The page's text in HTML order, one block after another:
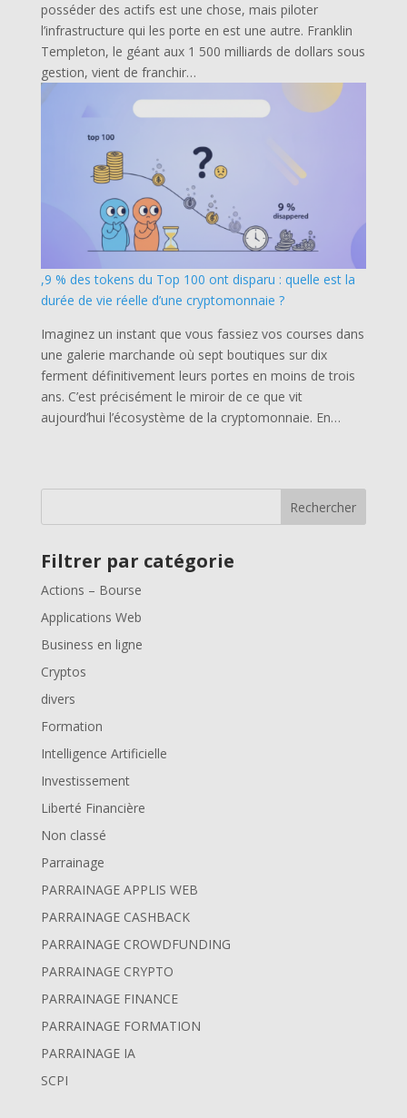
posséder des actifs est une chose, mais piloter
l’infrastructure qui les porte en est une autre. Franklin
Templeton, le géant aux 1 500 milliards de dollars sous
gestion, vient de franchir…
,9 % des tokens du Top 100 ont disparu : quelle est la
durée de vie réelle d’une cryptomonnaie ?
Imaginez un instant que vous fassiez vos courses dans
une galerie marchande où sept boutiques sur dix
ferment définitivement leurs portes en moins de trois
ans. C’est précisément le miroir de ce que vit
aujourd’hui l’écosystème de la cryptomonnaie. En…
Rechercher
Filtrer par catégorie
Actions – Bourse
Applications Web
Business en ligne
Cryptos
divers
Formation
Intelligence Artificielle
Investissement
Liberté Financière
Non classé
Parrainage
PARRAINAGE APPLIS WEB
PARRAINAGE CASHBACK
PARRAINAGE CROWDFUNDING
PARRAINAGE CRYPTO
PARRAINAGE FINANCE
PARRAINAGE FORMATION
PARRAINAGE IA
SCPI